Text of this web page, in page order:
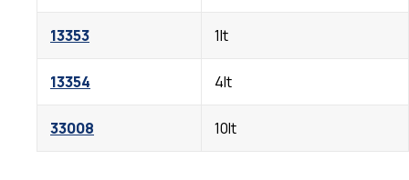
13353 1lt
13354 4lt
33008 10lt